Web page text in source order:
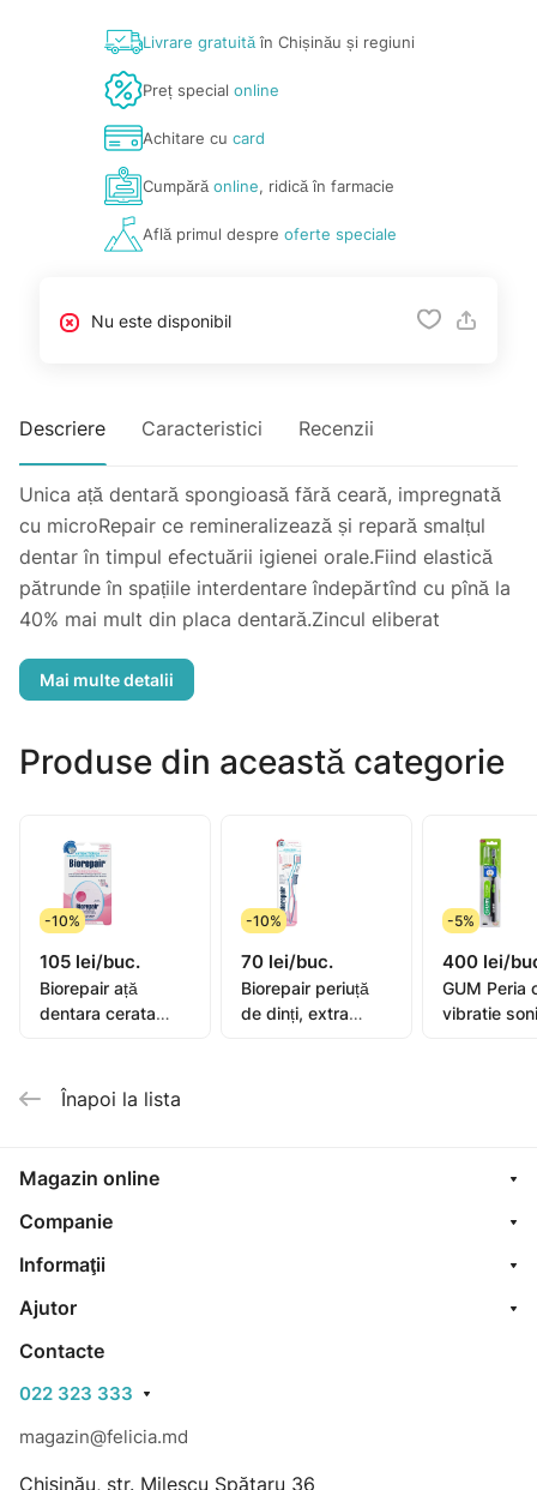
Livrare gratuităîn Chișinău și regiuni
Preț special online
Achitare cu card
Cumpărăonline, ridică în farmacie
Află primul despre oferte speciale
Nu este disponibil
Descriere Caracteristici Recenzii
Unica ață dentară spongioasă fără ceară, impregnată
cu microRepair ce remineralizează și repară smalțul
dentar în timpul efectuării igienei orale.Fiind elastică
pătrunde în spațiile interdentare îndepărtînd cu pînă la
40% mai mult din placa dentară.Zincul eliberat
placa dentară și cariile.Utilizarea zilnică a pastelor de
menținerea dinților și gingiilor sănătoase, reparând
suprafața smalțului și a dentinei, protejează împotriva
Produse din această categorie
-10%
105 lei/buc.
Biorepair ață
dentara cerata
-10%
70 lei/buc.
Biorepair periuță
de dinți, extra
-5%
400 lei/
GUM Peria
vibratie
Înapoi la lista
Magazin online
Companie
Informaţii
Ajutor
Contacte
022 323 333
magazin@felicia.md
Chișinău, str. Milescu Spătaru 36